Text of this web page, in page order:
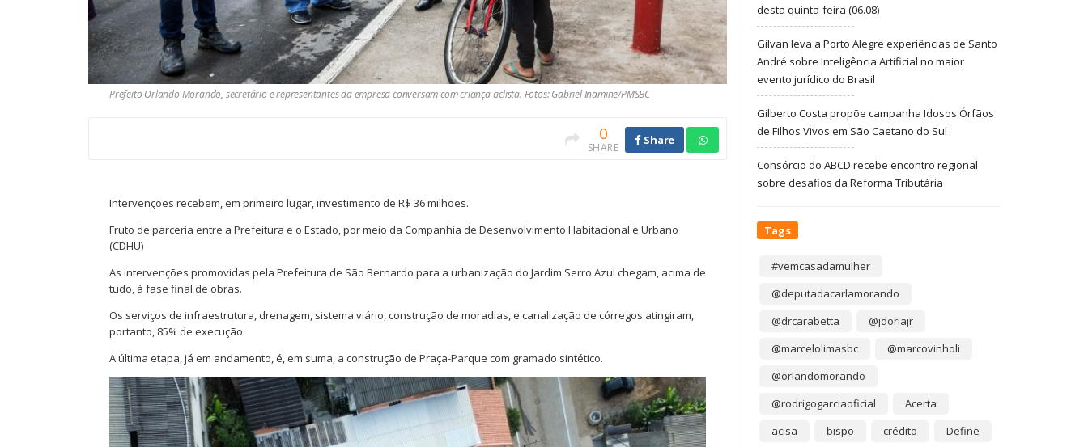
Prefeito Orlando Morando, secretário e representantes da empresa conversam com criança ciclista. Fotos: Gabriel Inamine/PMSBC
0
SHARE
Share
Intervenções recebem, em primeiro lugar, investimento de R$ 36 milhões.
Fruto de parceria entre a Prefeitura e o Estado, por meio da Companhia de Desenvolvimento Habitacional e Urbano
(CDHU)
As intervenções promovidas pela Prefeitura de São Bernardo para a urbanização do Jardim Serro Azul chegam, acima de
tudo, à fase final de obras.
Os serviços de infraestrutura, drenagem, sistema viário, construção de moradias, e canalização de córregos atingiram,
portanto, 85% de execução.
A última etapa, já em andamento, é, em suma, a construção de Praça-Parque com gramado sintético.
desta quinta-feira (06.08)
Gilvan leva a Porto Alegre experiências de Santo
André sobre Inteligência Artificial no maior
evento jurídico do Brasil
Gilberto Costa propõe campanha Idosos Órfãos
de Filhos Vivos em São Caetano do Sul
Consórcio do ABCD recebe encontro regional
sobre desafios da Reforma Tributária
Tags
#vemcasadamulher
@deputadacarlamorando
@drcarabetta
@jdoriajr
@marcelolimasbc
@marcovinholi
@orlandomorando
@rodrigogarciaoficial
Acerta
acisa
bispo crédito
Define